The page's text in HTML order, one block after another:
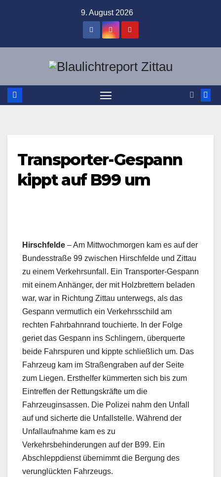
9. August 2026
Transporter-Gespann
kippt auf B99 um
Hirschfelde – Am Mittwochmorgen kam es auf der
Bundesstraße 99 zwischen Hirschfelde und Zittau
zu einem Verkehrsunfall. Ein Transporter-Gespann
mit einem Anhänger, der mit Holzbrettern beladen
war, war in Richtung Zittau unterwegs, als das
Gespann vermutlich ein Verkehrsschild am
rechten Fahrbahnrand touchierte. In der Folge
geriet das Gespann ins Schlingern, überquerte
beide Fahrspuren und kippte schließlich um. Das
Fahrzeug kam im Straßengraben auf der Seite
zum Liegen. Ersthelfer kümmerten sich bis zum
Eintreffen der Rettungskräfte um die
Fahrzeuginsassen. Die Polizei nahm den Unfall
auf und sicherte die Unfallstelle. Während der
Unfallaufnahme kam es zu
Verkehrsbehinderungen auf der B99. Ein
Abschleppdienst übernimmt die Bergung des
verunglückten Fahrzeugs.